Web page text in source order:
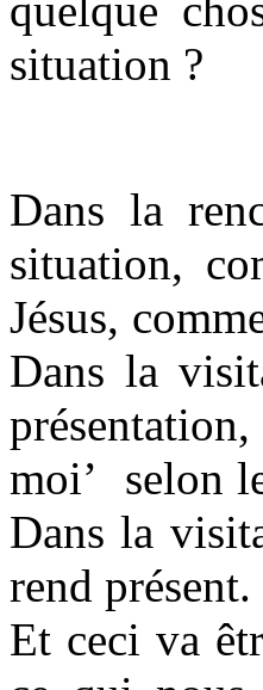
situation ?
Dans la
situation,
Jésus,
Dans la
moi’ selon
Dans la
rend présent.
Et ceci va